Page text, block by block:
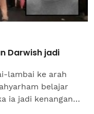
Darwish jadi
lambai ke arah
belajar
ia jadi kenangan